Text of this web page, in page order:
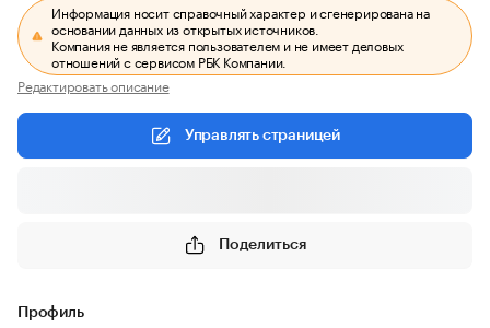
Информация носит справочный характер и сгенерирована на
основании данных из открытых источников.
Компания не является пользователем и не имеет деловых
отношений с сервисом РБК Компании.
Редактировать описание
Управлять страницей
Поделиться
Профиль